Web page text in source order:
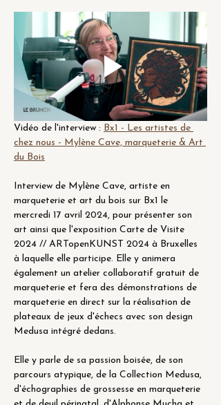
Vidéo de l'interview : Bx1 - Les artistes de
chez nous - Mylène Cave, marqueterie & Art
du Bois
Interview de Mylène Cave, artiste en
marqueterie et art du bois sur Bx1 le
mercredi 17 avril 2024, pour présenter son
art ainsi que l'exposition Carte de Visite
2024 // ARTopenKUNST 2024 à Bruxelles
à laquelle elle participe. Elle y animera
également un atelier collaboratif gratuit de
marqueterie et fera des démonstrations de
marqueterie en direct sur la réalisation de
plateaux de jeux d'échecs avec son design
Medusa intégré dedans.
Elle y parle de sa passion boisée, de son
parcours atypique, de la Collection Medusa,
d'échographies de grossesse en marqueterie